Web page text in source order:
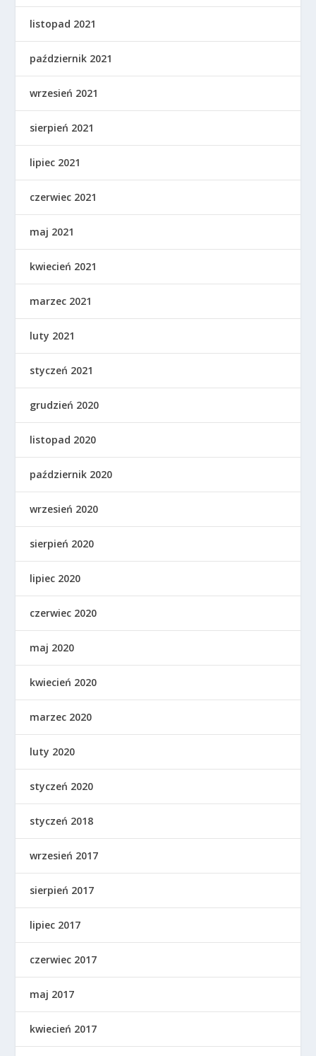
listopad 2021
październik 2021
wrzesień 2021
sierpień 2021
lipiec 2021
czerwiec 2021
maj 2021
kwiecień 2021
marzec 2021
luty 2021
styczeń 2021
grudzień 2020
listopad 2020
październik 2020
wrzesień 2020
sierpień 2020
lipiec 2020
czerwiec 2020
maj 2020
kwiecień 2020
marzec 2020
luty 2020
styczeń 2020
styczeń 2018
wrzesień 2017
sierpień 2017
lipiec 2017
czerwiec 2017
maj 2017
kwiecień 2017